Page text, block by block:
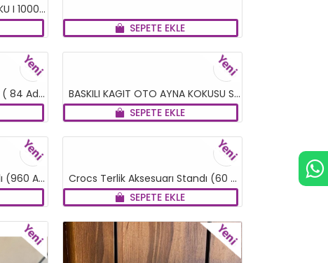
LİSANSLI GASSAL KAGIT KOKU I 1000 LÜ*1
SEPETE EKLE
YENI
Ahşap Kitap Ayracı Standı ( 84 Adet )
YENI
BASKILI KAGIT OTO AYNA KOKUSU STANDI 200 LÜ
SEPETE EKLE
YENI
Büyük Mandal Toka Standı (960 Adet)
YENI
Crocs Terlik Aksesuarı Standı (60 Adet)
SEPETE EKLE
YENI YENI